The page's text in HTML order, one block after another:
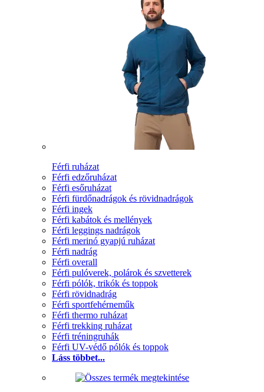
Férfi ruházat
Férfi edzőruházat
Férfi esőruházat
Férfi fürdőnadrágok és rövidnadrágok
Férfi ingek
Férfi kabátok és mellények
Férfi leggings nadrágok
Férfi merinó gyapjú ruházat
Férfi nadrág
Férfi overall
Férfi pulóverek, polárok és szvetterek
Férfi pólók, trikók és toppok
Férfi rövidnadrág
Férfi sportfehérneműk
Férfi thermo ruházat
Férfi trekking ruházat
Férfi tréningruhák
Férfi UV-védő pólók és toppok
Láss többet...